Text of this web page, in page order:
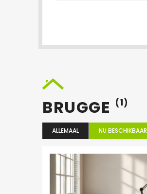
BRUGGE (1)
ALLEMAAL NU BESCHIKBAAR